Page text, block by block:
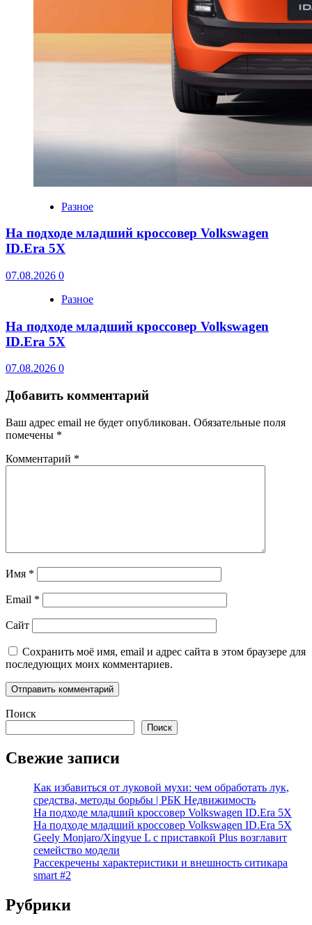
Разное
На подходе младший кроссовер Volkswagen
ID.Era 5X
07.08.2026 0
Разное
На подходе младший кроссовер Volkswagen
ID.Era 5X
07.08.2026 0
Добавить комментарий
Ваш адрес email не будет опубликован. Обязательные поля
помечены *
Комментарий *
Имя *
Email *
Сайт
Сохранить моё имя, email и адрес сайта в этом браузере для
последующих моих комментариев.
Поиск
Поиск
Свежие записи
Как избавиться от луковой мухи: чем обработать лук,
средства, методы борьбы | РБК Недвижимость
На подходе младший кроссовер Volkswagen ID.Era 5X
На подходе младший кроссовер Volkswagen ID.Era 5X
Geely Monjaro/Xingyue L с приставкой Plus возглавит
семейство модели
Рассекречены характеристики и внешность ситикара
smart #2
Рубрики